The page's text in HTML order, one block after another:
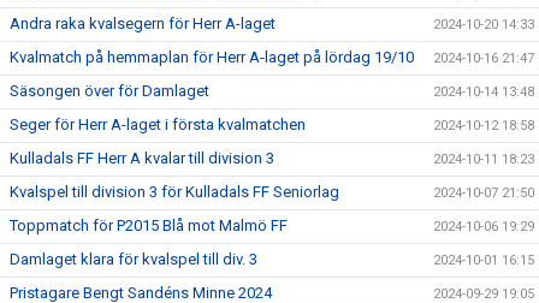
Andra raka kvalsegern för Herr A-laget 2024-10-20 14:33
Kvalmatch på hemmaplan för Herr A-laget på lördag 19/10 2024-10-16 21:47
Säsongen över för Damlaget 2024-10-14 13:48
Seger för Herr A-laget i första kvalmatchen 2024-10-12 18:58
Kulladals FF Herr A kvalar till division 3 2024-10-11 18:23
Kvalspel till division 3 för Kulladals FF Seniorlag 2024-10-07 21:50
Toppmatch för P2015 Blå mot Malmö FF 2024-10-06 19:29
Damlaget klara för kvalspel till div. 3 2024-10-01 16:15
Pristagare Bengt Sandéns Minne 2024 2024-09-29 19:05